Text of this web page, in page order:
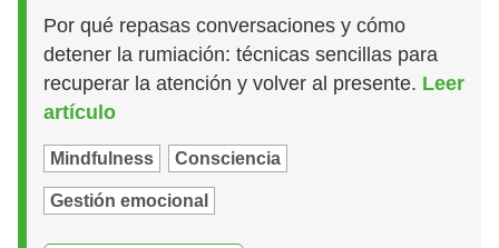
Por qué repasas conversaciones y cómo
detener la rumiación: técnicas sencillas para
recuperar la atención y volver al presente. Leer
artículo
Mindfulness Consciencia
Gestión emocional